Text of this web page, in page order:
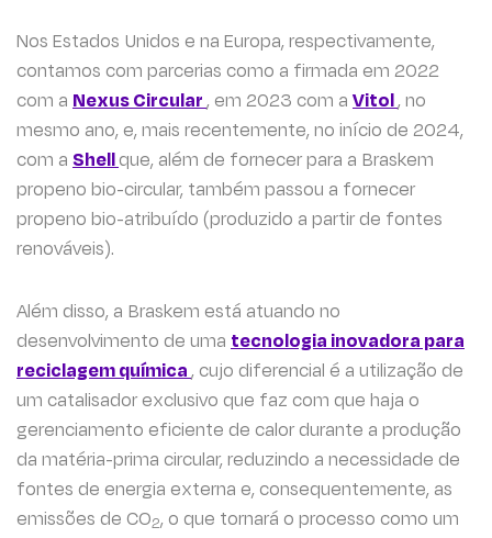
Nos Estados Unidos e na Europa, respectivamente,
contamos com parcerias como a firmada em 2022
com a Nexus Circular, em 2023 com a Vitol, no
mesmo ano, e, mais recentemente, no início de 2024,
com a Shellque, além de fornecer para a Braskem
propeno bio-circular, também passou a fornecer
propeno bio-atribuído (produzido a partir de fontes
renováveis).
Além disso, a Braskem está atuando no
desenvolvimento de uma tecnologia inovadora para
reciclagem química, cujo diferencial é a utilização de
um catalisador exclusivo que faz com que haja o
gerenciamento eficiente de calor durante a produção
da matéria-prima circular, reduzindo a necessidade de
fontes de energia externa e, consequentemente, as
emissões de CO2, o que tornará o processo como um